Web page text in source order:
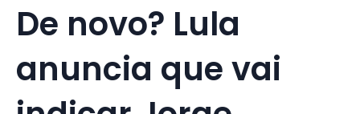
De novo? Lula
anuncia que vai